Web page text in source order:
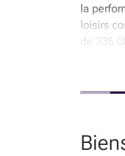
la
loisirs
de 335